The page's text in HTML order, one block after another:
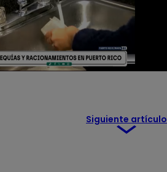
Siguiente artículo